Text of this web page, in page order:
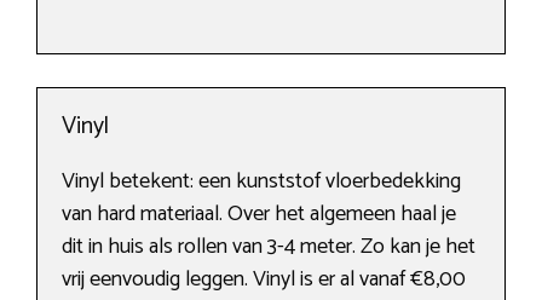
Vinyl
Vinyl betekent: een kunststof vloerbedekking
van hard materiaal. Over het algemeen haal je
dit in huis als rollen van 3-4 meter. Zo kan je het
vrij eenvoudig leggen. Vinyl is er al vanaf €8,00